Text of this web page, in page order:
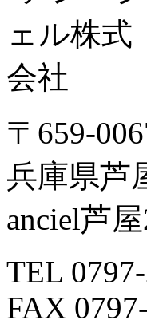
〒659-
兵庫県芦
anciel芦
TEL
FAX